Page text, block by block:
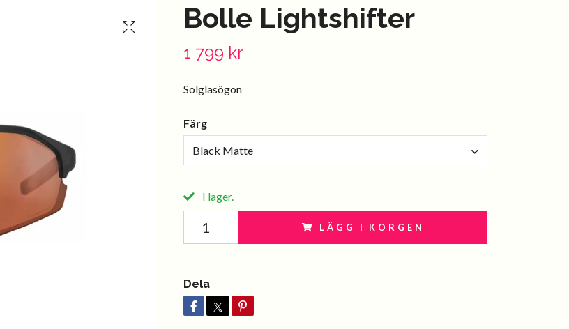
Bolle Lightshifter
1 799 kr
Solglasögon
Färg
Black Matte
I lager.
LÄGG I KORGEN
Dela